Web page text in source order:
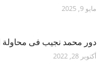
مايو 9, 2025
دور محمد نجيب فى محاولة
أكتوبر 28, 2022